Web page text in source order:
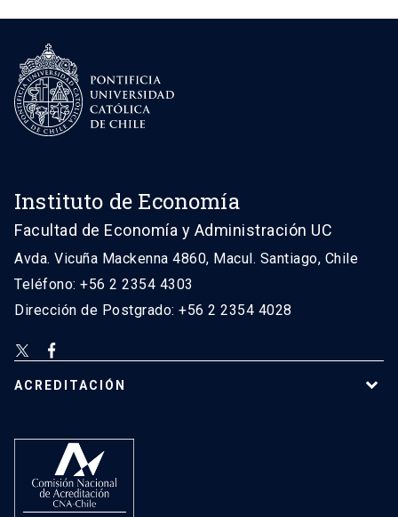
Instituto de Economía
Facultad de Economía y Administración UC
Avda. Vicuña Mackenna 4860, Macul. Santiago, Chile
Teléfono: +56 2 2354 4303
Dirección de Postgrado: +56 2 2354 4028
ACREDITACIÓN